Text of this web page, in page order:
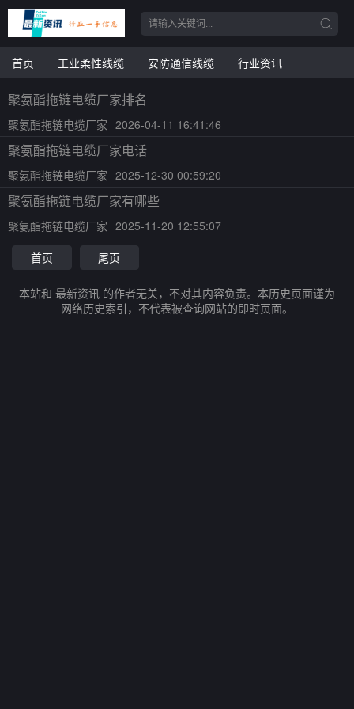
首页 工业柔性线缆 安防通信线缆 行业资讯
聚氨酯拖链电缆厂家排名
聚氨酯拖链电缆厂家 2026-04-11 16:41:46
聚氨酯拖链电缆厂家电话
聚氨酯拖链电缆厂家 2025-12-30 00:59:20
聚氨酯拖链电缆厂家有哪些
聚氨酯拖链电缆厂家 2025-11-20 12:55:07
首页
尾页
本站和 最新资讯 的作者无关，不对其内容负责。本历史页面谨为
网络历史索引，不代表被查询网站的即时页面。